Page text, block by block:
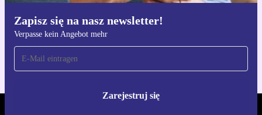
Zapisz się na nasz newsletter!
Verpasse kein Angebot mehr
Zarejestruj się
Pobierz aplikację refurbed
Dla iOS i Android